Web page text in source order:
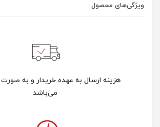
ویژگی‌های محصول
هزینه ارسال به عهده خریدار و به
می‌باشد